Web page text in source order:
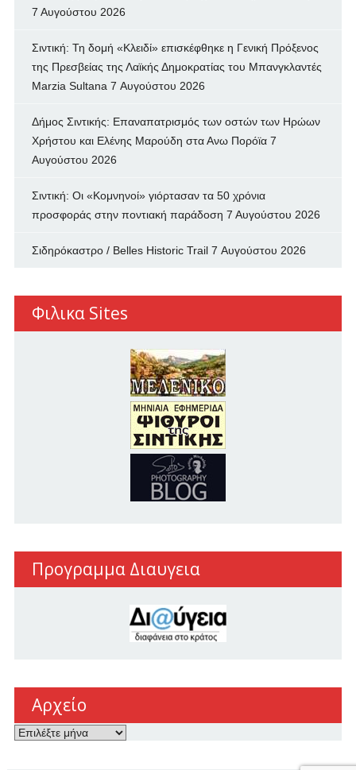
7 Αυγούστου 2026
Σιντική: Τη δομή «Κλειδί» επισκέφθηκε η Γενική Πρόξενος
της Πρεσβείας της Λαϊκής Δημοκρατίας του Μπανγκλαντές
Marzia Sultana 7 Αυγούστου 2026
Δήμος Σιντικής: Επαναπατρισμός των oστών των Ηρώων
Χρήστου και Ελένης Μαρούδη στα Ανω Πορόϊα 7
Αυγούστου 2026
Σιντική: Οι «Κομνηνοί» γιόρτασαν τα 50 χρόνια
προσφοράς στην ποντιακή παράδοση 7 Αυγούστου 2026
Σιδηρόκαστρο / Belles Historic Trail 7 Αυγούστου 2026
Φιλικα Sites
Προγραμμα Διαυγεια
Αρχείο
Αρχείο